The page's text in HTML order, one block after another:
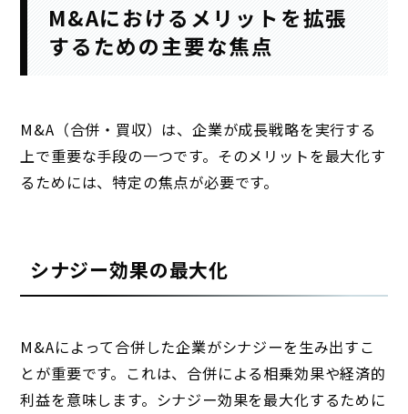
M&Aにおけるメリットを拡張
するための主要な焦点
M&A（合併・買収）は、企業が成長戦略を実行する
上で重要な手段の一つです。そのメリットを最大化す
るためには、特定の焦点が必要です。
シナジー効果の最大化
M&Aによって合併した企業がシナジーを生み出すこ
とが重要です。これは、合併による相乗効果や経済的
利益を意味します。シナジー効果を最大化するために